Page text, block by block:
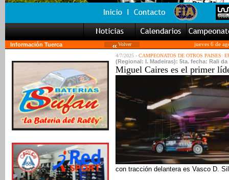
Información Tuerca Volver
jueves 6 de
4/7/2025 - CAMPEONATOS DE OTROS PAISES:
(Regional: I. Madeiras): 5ta. fecha: Rali da
Miguel Caires es el primer
con tracción delantera es Vasco D.